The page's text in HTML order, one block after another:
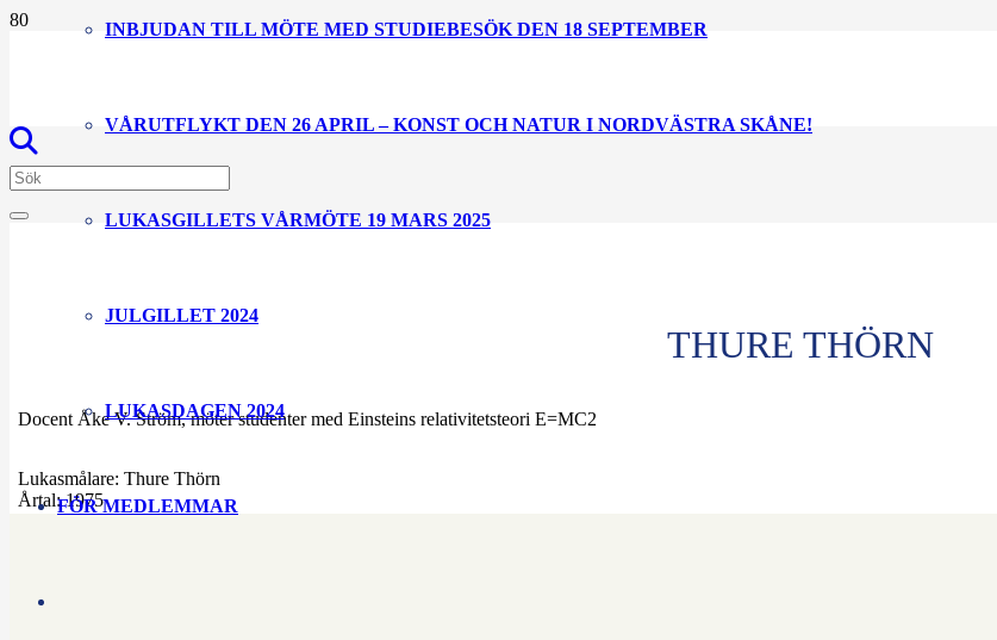
INBJUDAN TILL MÖTE MED STUDIEBESÖK DEN 18 SEPTEMBER
VÅRUTFLYKT DEN 26 APRIL – KONST OCH NATUR I NORDVÄSTRA SKÅNE!
LUKASGILLETS VÅRMÖTE 19 MARS 2025
JULGILLET 2024
LUKASDAGEN 2024
FÖR MEDLEMMAR
THURE THÖRN
Docent Åke V. Ström, möter studenter med Einsteins relativitetsteori E=MC2
Lukasmålare: Thure Thörn
Årtal:1975